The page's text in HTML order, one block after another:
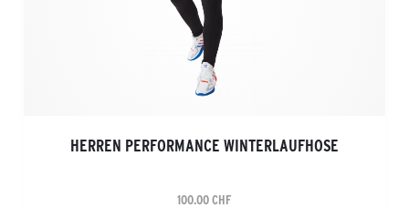
HERREN PERFORMANCE WINTERLAUFHOSE
100.00 CHF